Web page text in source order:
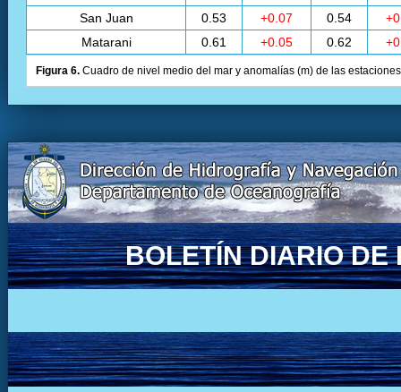
San Juan
0.53 +0.07 0.54
Matarani
0.61 +0.05 0.62
Figura 6. Cuadro de nivel medio del mar y anomalías (m) de las
BOLETÍN DIARIO DE